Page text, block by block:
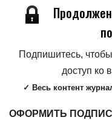
Подпишитесь,
доступ ко
✓ Весь контент
ОФОРМИТЬ